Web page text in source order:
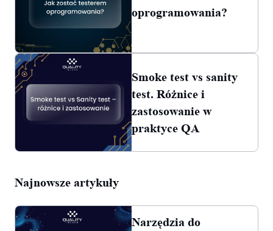
oprogramowania?
Smoke test vs sanity
test. Różnice i
zastosowanie w
praktyce QA
Najnowsze artykuły
Narzędzia do